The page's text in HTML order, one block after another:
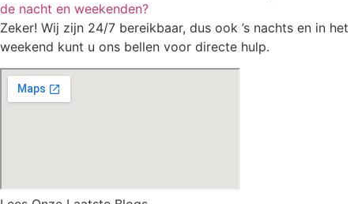
de nacht en weekenden?
Zeker! Wij zijn 24/7 bereikbaar, dus ook ’s nachts en in het
weekend kunt u ons bellen voor directe hulp.